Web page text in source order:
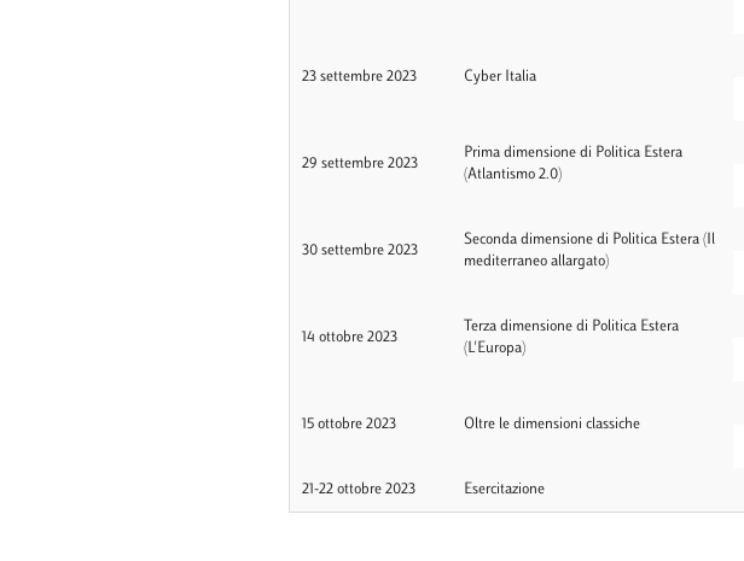
23 settembre 2023 Cyber Italia
29 settembre 2023
Prima dimensione di Politica Estera
(Atlantismo 2.0)
30 settembre 2023
Seconda dimensione di Politica Estera (Il
mediterraneo allargato)
14 ottobre 2023
Terza dimensione di Politica Estera
(L'Europa)
15 ottobre 2023 Oltre le dimensioni classiche
21-22 ottobre 2023 Esercitazione